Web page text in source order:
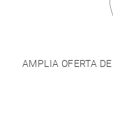
AMPLIA OFERTA